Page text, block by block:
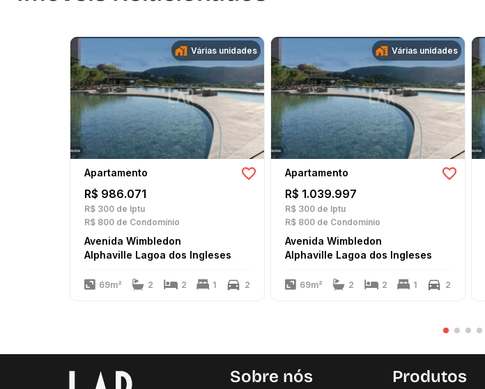
Várias unidades
Apartamento
R$ 986.071
R$ 300 de Iptu
R$ 800 de Condomínio
Avenida Wimbledon
Alphaville Lagoa dos Ingleses
69m² 2 2 1 2
Várias unidades
Apartamento
R$ 1.039.997
R$ 300 de Iptu
R$ 800 de Condomínio
Avenida Wimbledon
Alphaville Lagoa dos Ingleses
69m² 2 2 1 2
Sobre nós Produtos